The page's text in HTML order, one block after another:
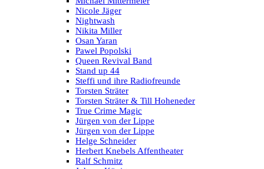
Nicole Jäger
Nightwash
Nikita Miller
Osan Yaran
Pawel Popolski
Queen Revival Band
Stand up 44
Steffi und ihre Radiofreunde
Torsten Sträter
Torsten Sträter & Till Hoheneder
True Crime Magic
Jürgen von der Lippe
Jürgen von der Lippe
Helge Schneider
Herbert Knebels Affentheater
Ralf Schmitz